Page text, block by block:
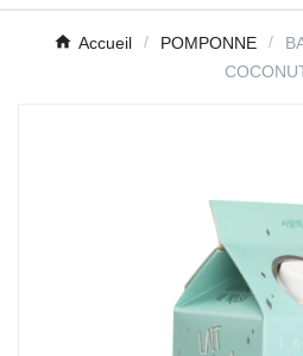
Accueil POMPONNE